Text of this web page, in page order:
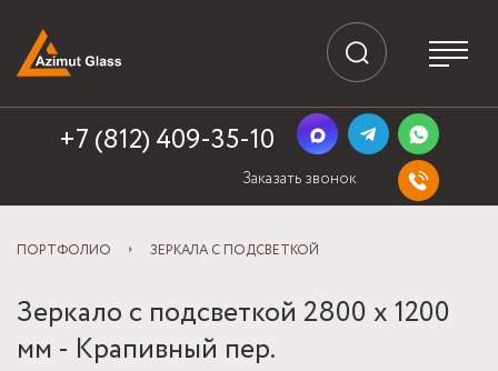
+7 (812) 409-35-10
Заказать звонок
ПОРТФОЛИО ЗЕРКАЛА С ПОДСВЕТКОЙ
Зеркало с подсветкой 2800 х 1200
мм - Крапивный пер.